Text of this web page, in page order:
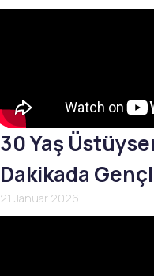
30 Yaş
Dakikada
21 Januar 2026